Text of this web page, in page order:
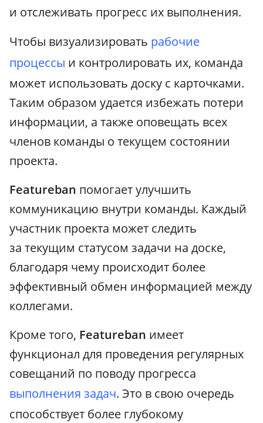
и отслеживать прогресс их выполнения.
Чтобы визуализировать рабочие
процессы и контролировать их, команда
может использовать доску с карточками.
Таким образом удается избежать потери
информации, а также оповещать всех
членов команды о текущем состоянии
проекта.
Featureban помогает улучшить
коммуникацию внутри команды. Каждый
участник проекта может следить
за текущим статусом задачи на доске,
благодаря чему происходит более
эффективный обмен информацией между
коллегами.
Кроме того, Featureban имеет
функционал для проведения регулярных
совещаний по поводу прогресса
выполнения задач. Это в свою очередь
способствует более глубокому